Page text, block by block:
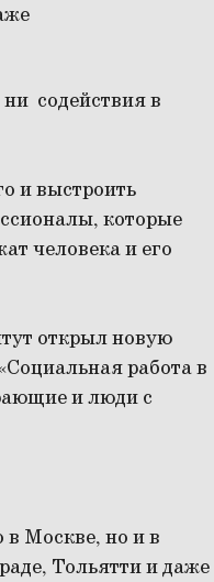
содействия в
и выстроить
которые
человека и его
открыл новую
работа в
и люди с
Москве, но и в
Тольятти и даже